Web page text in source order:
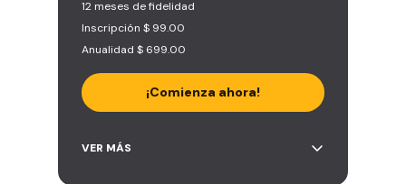
12 meses de fidelidad
Inscripción $ 99.00
Anualidad $ 699.00
¡Comienza ahora!
Acceso ilimitado a + 2.000
VER MÁS